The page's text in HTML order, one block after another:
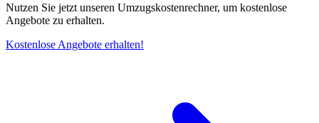
Nutzen Sie jetzt unseren Umzugskostenrechner, um kostenlose
Angebote zu erhalten.
Kostenlose Angebote erhalten!